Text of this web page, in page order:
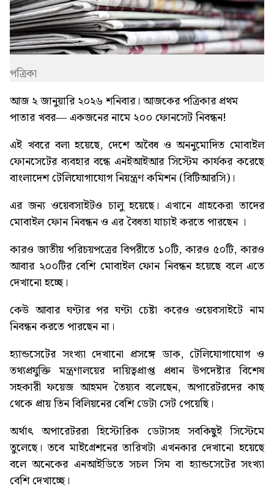
পত্রিকা
আজ ২ জানুয়ারি ২০২৬ শনিবার। আজকের পত্রিকার প্রথম
পাতার খবর—একজনের নামে ২০০ ফোনসেট নিবন্ধন!
এই খবরে বলা হয়েছে, দেশে অবৈধ ও অননুমোদিত মোবাইল
ফোনসেটের ব্যবহার বন্ধে এনইআইআর সিস্টেম কার্যকর করেছে
বাংলাদেশ টেলিযোগাযোগ নিয়ন্ত্রণ কমিশন (বিটিআরসি)।
এর জন্য ওয়েবসাইটও চালু হয়েছে। এখানে গ্রাহকেরা তাদের
মোবাইল ফোন নিবন্ধন ও এর বৈধতা যাচাই করতে পারছেন ।
কারও জাতীয় পরিচয়পত্রের বিপরীতে ১০টি, কারও ৫০টি, কারও
আবার ২০০টির বেশি মোবাইল ফোন নিবন্ধন হয়েছে বলে এতে
দেখানো হচ্ছে।
কেউ আবার ঘণ্টার পর ঘণ্টা চেষ্টা করেও ওয়েবসাইটে নাম
নিবন্ধন করতে পারছেন না।
হ্যান্ডসেটের সংখ্যা দেখানো প্রসঙ্গে ডাক, টেলিযোগাযোগ ও
তথ্যপ্রযুক্তি মন্ত্রণালয়ের দায়িত্বপ্রাপ্ত প্রধান উপদেষ্টার বিশেষ
সহকারী ফয়েজ আহমদ তৈয়্যব বলেছেন, অপারেটরদের কাছ
থেকে প্রায় তিন বিলিয়নের বেশি ডেটা সেট পেয়েছি।
অর্থাৎ অপারেটররা হিস্টোরিক ডেটাসহ সবকিছুই সিস্টেমে
তুলেছে। তবে মাইগ্রেশনের তারিখটা এখনকার দেখানো হয়েছে
বলে অনেকের এনআইডিতে সচল সিম বা হ্যান্ডসেটের সংখ্যা
বেশি দেখাচ্ছে।